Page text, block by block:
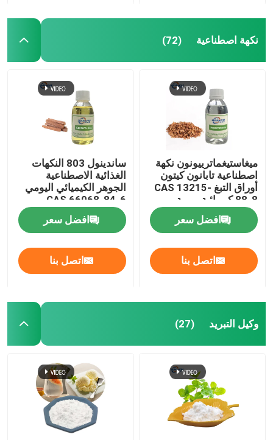
نكهة اصطناعية (72)
ميغاستيغماترييونون نكهة
اصطناعية تابانون كيتون
أوراق التبغ CAS 13215-
88-8 كيميائية يومية
افضل سعر
اتصل بنا
ساندينول 803 النكهات
الغذائية الاصطناعية
الجوهر الكيميائي اليومي
CAS 66068-84-6
افضل سعر
اتصل بنا
وكيل التبريد (27)